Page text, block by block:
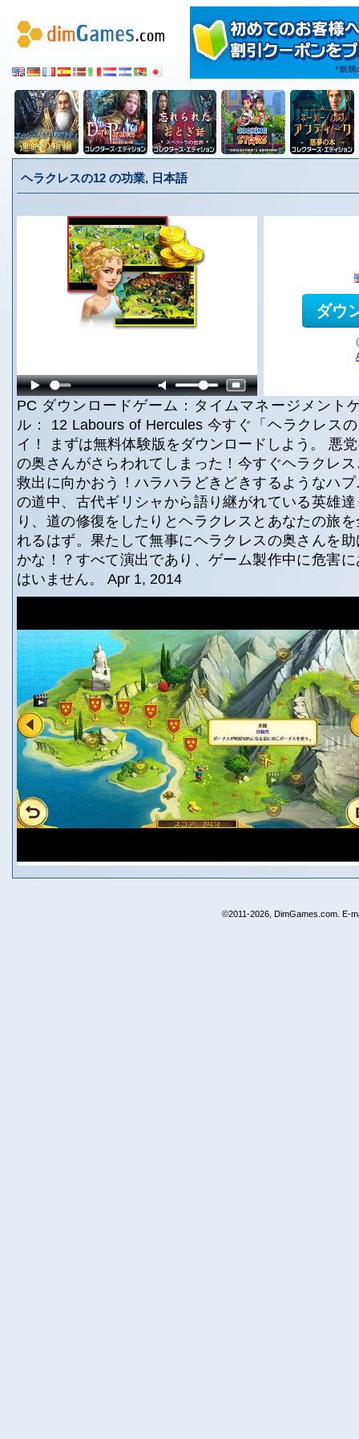
ヘラクレスの12 の功業, 日本語
ダウ
PC ダウンロードゲーム：タイムマネージメント
ル： 12 Labours of Hercules 今すぐ「ヘラクレス
イ！ まずは無料体験版をダウンロードしよう。 悪
の奥さんがさらわれてしまった！今すぐヘラクレ
救出に向かおう！ハラハラどきどきするようなハ
の道中、古代ギリシャから語り継がれている英雄
り、道の修復をしたりとヘラクレスとあなたの旅
れるはず。果たして無事にヘラクレスの奥さんを
かな！？すべて演出であり、ゲーム製作中に危害
はいません。 Apr 1, 2014
©2011-2026, DimGames.com. E-